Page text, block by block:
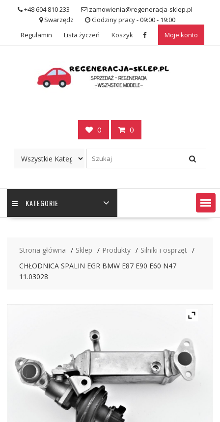
+48 604 810 233
zamowienia@regeneracja-sklep.pl
Swarzędz
Godziny pracy - 09:00 - 19:00
Regulamin
Lista życzeń Koszyk Moje konto
0 0
KATEGORIE
Strona główna Sklep Produkty
Silniki i osprzęt
CHŁODNICA SPALIN EGR BMW E87 E90 E60 N47
11.03028